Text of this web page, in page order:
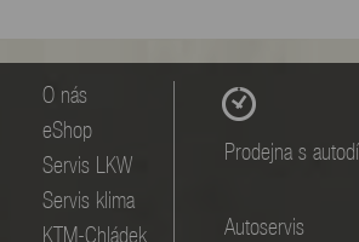
O nás
eShop
Servis LKW
Servis klima
KTM-Chládek
Prodejna s
Autoservis